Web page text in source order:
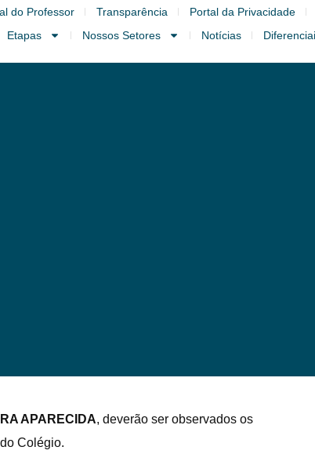
do Professor Transparência Portal da Privacidade
Etapas Nossos Setores Notícias
APARECIDA, deverão ser observados os
do Colégio.